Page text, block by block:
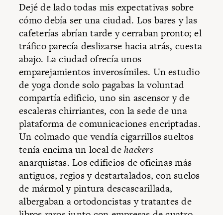
Dejé de lado todas mis expectativas sobre
cómo debía ser una ciudad. Los bares y las
cafeterías abrían tarde y cerraban pronto; el
tráfico parecía deslizarse hacia atrás, cuesta
abajo. La ciudad ofrecía unos
emparejamientos inverosímiles. Un estudio
de yoga donde solo pagabas la voluntad
compartía edificio, uno sin ascensor y de
escaleras chirriantes, con la sede de una
plataforma de comunicaciones encriptadas.
Un colmado que vendía cigarrillos sueltos
tenía encima un local dehackers
anarquistas. Los edificios de oficinas más
antiguos, regios y destartalados, con suelos
de mármol y pintura descascarillada,
albergaban a ortodoncistas y tratantes de